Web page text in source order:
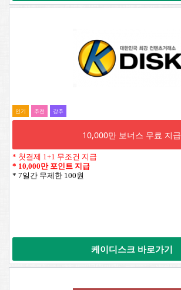
인기 추전 강추
10,000만 보너스 무료 지급
* 첫결제 1+1 무조건 지급
* 10,000만 포인트 지급
* 7일간 무제한 100원
케이디스크 바로가기